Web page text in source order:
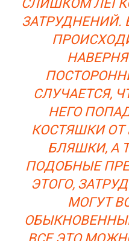
СЛИШКОМ
ЗАТРУДНЕНИЙ.
СЛУЧАЕТСЯ,
НЕГО
КОСТЯШКИ ОТ
БЛЯШКИ, А
ПОДОБНЫЕ
ЭТОГО,
МОГУТ